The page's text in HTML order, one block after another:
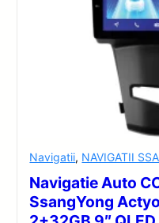
Navigatii, NAVIGATII
Navigatie Auto
SsangYong